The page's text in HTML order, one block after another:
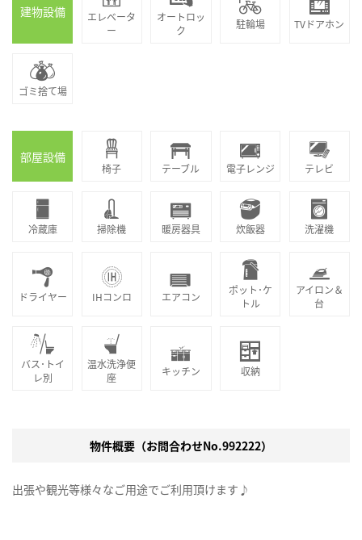
建物設備
エレベータ
ー
オートロッ
ク
駐輪場 TVドアホン
ゴミ捨て場
部屋設備
椅子 テーブル 電子レンジ テレビ
冷蔵庫 掃除機 暖房器具 炊飯器 洗濯機
ドライヤー IHコンロ エアコン
ポット･ケ
トル
アイロン＆
台
バス･トイ
レ別
温水洗浄便
座
キッチン 収納
物件概要（お問合わせNo.992222）
出張や観光等様々なご用途でご利用頂けます♪